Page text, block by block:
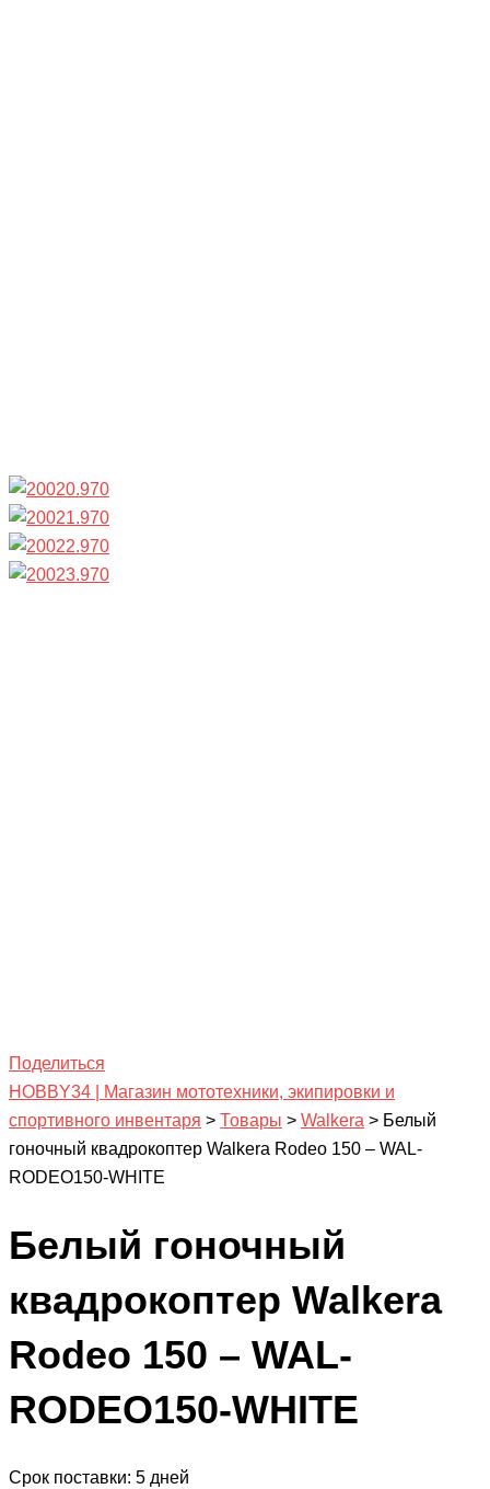
Поделиться
HOBBY34 | Магазин мототехники, экипировки и
спортивного инвентаря > Товары > Walkera > Белый
гоночный квадрокоптер Walkera Rodeo 150 – WAL-
RODEO150-WHITE
Белый гоночный
квадрокоптер Walkera
Rodeo 150 – WAL-
RODEO150-WHITE
Срок поставки: 5 дней